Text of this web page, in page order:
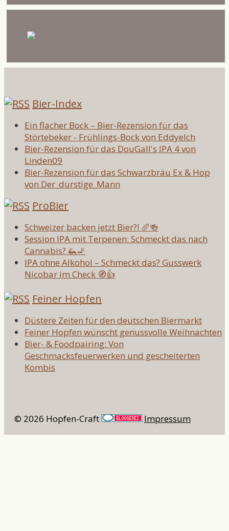
Bier-Index
Ein flacher Bock – Bier-Rezension für das
Störtebeker - Frühlings-Bock von Eddyelch
Bier-Rezension für das DouGall's IPA 4 von
Linden09
Bier-Rezension für das Schwarzbräu Ex & Hop
von Der_durstige_Mann
ProBier
Schweizer backen jetzt Bier?! 🥖🍻
Session IPA mit Terpenen: Schmeckt das nach
Cannabis? 🦗🚬
IPA ohne Alkohol – Schmeckt das? Gusswerk
Nicobar im Check 🧭👍
Feiner Hopfen
Düstere Zeiten für den deutschen Biermarkt
Feiner Hopfen wünscht genussvolle Weihnachten
Bier- & Foodpairing: Von
Geschmacksfeuerwerken und gescheiterten
Kombis
© 2026 Hopfen-Craft Impressum